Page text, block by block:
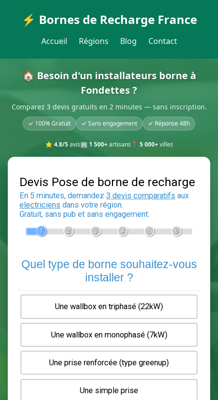
⚡ Bornes de Recharge France
Accueil Régions Blog Contact
🏠 Besoin d'un installateurs borne à
Fondettes ?
Comparez 3 devis gratuits en 2 minutes — sans inscription.
✓ 100% Gratuit ✓ Sans engagement ✓ Réponse 48h
⭐ 4.8/5avis🏢 1 500+artisans 📍 5 000+villes
Devis Pose de borne de
En 5 minutes, demandez3 devis comparatifs
Gratuit, sans pub et sans engagement.
2 3 6
Quel type de borne souhaitez-
installer ?
Une wallbox en triphasé (22kW)